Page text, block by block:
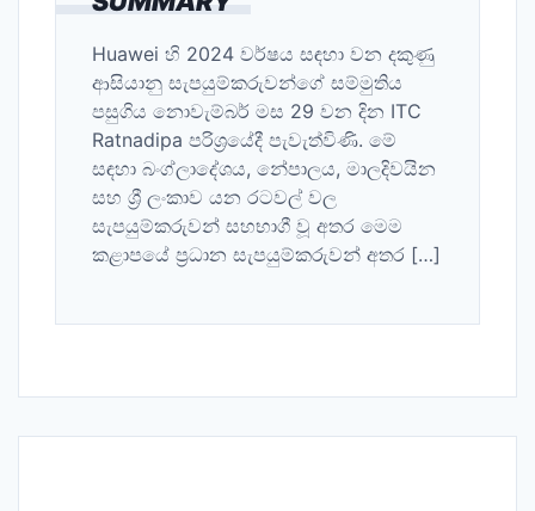
Huawei හි 2024 වර්ෂය සඳහා වන දකුණු
ආසියානු සැපයුම්කරුවන්ගේ සම්මුතිය
පසුගිය නොවැම්බර් මස 29 වන දින ITC
Ratnadipa පරිශ්‍රයේදී පැවැත්විණි. මේ
සඳහා බංග්ලාදේශය, නේපාලය, මාලදිවයින
සහ ශ්‍රී ලංකාව යන රටවල් වල
සැපයුම්කරුවන් සහභාගී වූ අතර මෙම
කළාපයේ ප්‍රධාන සැපයුම්කරුවන් අතර […]